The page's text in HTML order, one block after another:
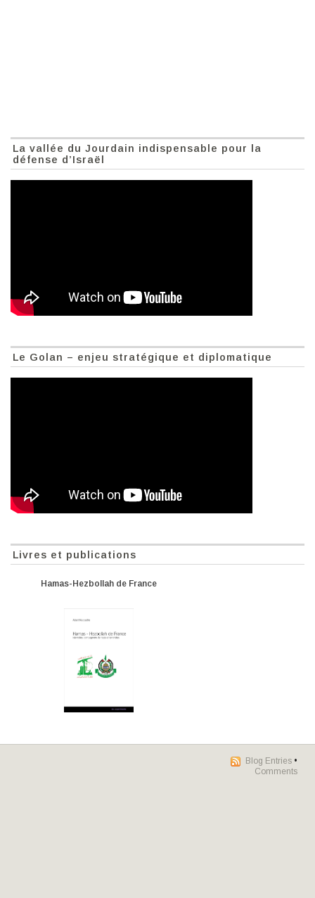
La vallée du Jourdain indispensable pour la
défense d’Israël
Le Golan – enjeu stratégique et diplomatique
Livres et publications
Hamas-Hezbollah de France
Blog Entries •
Comments